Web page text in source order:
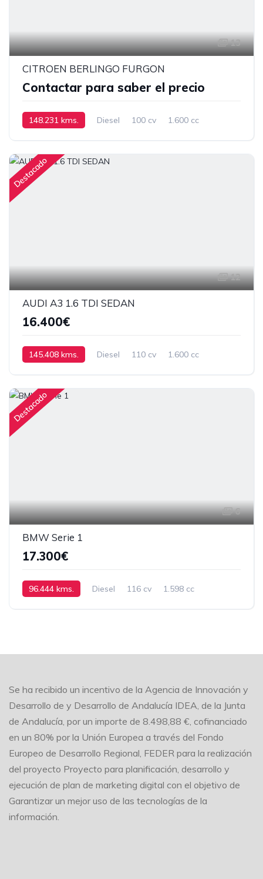
13
CITROEN BERLINGO FURGON
Contactar para saber el precio
148.231 kms. Diesel 100 cv
1.600 cc
Destacado
12
AUDI A3 1.6 TDI SEDAN
16.400€
145.408 kms. Diesel 110 cv
1.600 cc
Destacado
6
BMW Serie 1
17.300€
96.444 kms. Diesel 116 cv
1.598 cc
Se ha recibido un incentivo de la Agencia de Innovación y
Desarrollo de y Desarrollo de Andalucía IDEA, de la Junta
de Andalucía, por un importe de 8.498,88 €, cofinanciado
en un 80% por la Unión Europea a través del Fondo
Europeo de Desarrollo Regional, FEDER para la realización
del proyecto Proyecto para planificación, desarrollo y
ejecución de plan de marketing digital con el objetivo de
Garantizar un mejor uso de las tecnologías de la
información.